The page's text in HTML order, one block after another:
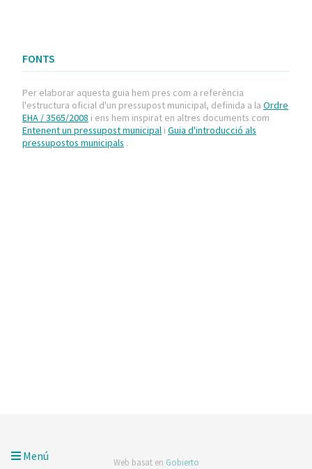
FONTS
Per elaborar aquesta guia hem pres com a referència
l'estructura oficial d'un pressupost municipal, definida a la Ordre
EHA / 3565/2008 i ens hem inspirat en altres documents com
Entenent un pressupost municipal i Guia d'introducció als
pressupostos municipals .
Menú Web basat en Gobierto